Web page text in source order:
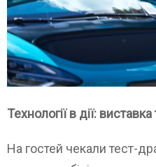
Технології в дії:
На гостей чекали тест-